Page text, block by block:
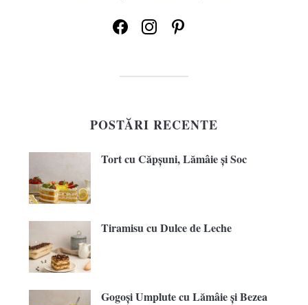
facebookinstagrampinterest
POSTĂRI RECENTE
Tort cu Căpșuni, Lămâie și Soc
Tiramisu cu Dulce de Leche
Gogoși Umplute cu Lămâie și Bezea